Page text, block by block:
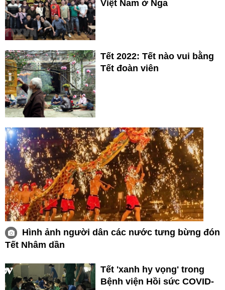
Việt Nam ở Nga
Tết 2022: Tết nào vui bằng
Tết đoàn viên
Hình ảnh người dân các nước tưng bừng đón
Tết Nhâm dần
Tết 'xanh hy vọng' trong
Bệnh viện Hồi sức COVID-